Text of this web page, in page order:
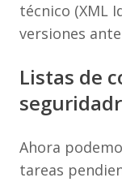
técnico (XML
versiones
Listas de
Ahora
tareas